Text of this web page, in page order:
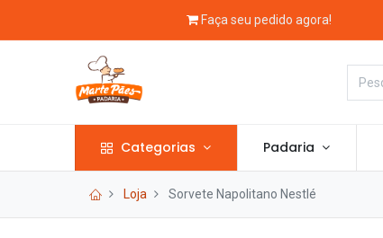
Faça seu pedido agora!
Categorias Padaria
Loja Sorvete Napolitano Nestlé